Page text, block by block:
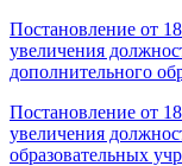
Постановление от
увеличения
дополнительного
Постановление от
увеличения
образовательных